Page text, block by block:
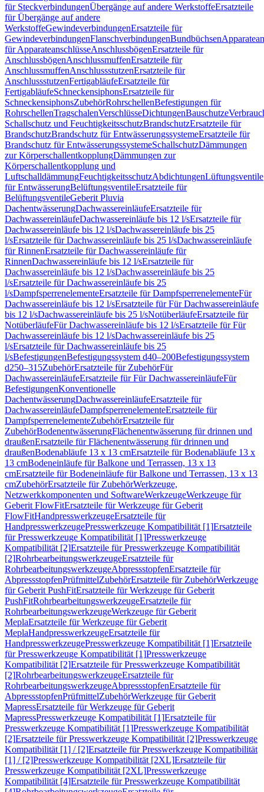
für SteckverbindungenÜbergänge auf andere WerkstoffeErsatzteile
für Übergänge auf andere
WerkstoffeGewindeverbindungenErsatzteile für
GewindeverbindungenFlanschverbindungenBundbüchsen
für ApparateanschlüsseAnschlussbögenErsatzteile für
AnschlussbögenAnschlussmuffenErsatzteile für
AnschlussmuffenAnschlussstutzenErsatzteile für
AnschlussstutzenFertigabläufeErsatzteile für
FertigabläufeSchneckensiphonsErsatzteile für
SchneckensiphonsZubehörRohrschellenBefestigungen für
RohrschellenTragschalenVerschlüsseDichtungenBauschutze
Schallschutz und FeuchtigkeitsschutzBrandschutzErsatzteile für
BrandschutzBrandschutz für EntwässerungssystemeErsatzteile für
Brandschutz für EntwässerungssystemeSchallschutzDämmungen
zur KörperschallentkopplungDämmungen zur
Körperschallentkopplung und
LuftschalldämmungFeuchtigkeitsschutzAbdichtungenLüftungsventile
für EntwässerungBelüftungsventileErsatzteile für
BelüftungsventileGeberit Pluvia
DachentwässerungDachwassereinläufeErsatzteile für
DachwassereinläufeDachwassereinläufe bis 12 l/sErsatzteile für
Dachwassereinläufe bis 12 l/sDachwassereinläufe bis 25
l/sErsatzteile für Dachwassereinläufe bis 25 l/sDachwassereinläufe
für RinnenErsatzteile für Dachwassereinläufe für
RinnenDachwassereinläufe bis 12 l/sErsatzteile für
Dachwassereinläufe bis 12 l/sDachwassereinläufe bis 25
l/sErsatzteile für Dachwassereinläufe bis 25
l/sDampfsperrenelementeErsatzteile für DampfsperrenelementeFür
Dachwassereinläufe bis 12 l/sErsatzteile für Für Dachwassereinläufe
bis 12 l/sDachwassereinläufe bis 25 l/sNotüberläufeErsatzteile für
NotüberläufeFür Dachwassereinläufe bis 12 l/sErsatzteile für Für
Dachwassereinläufe bis 12 l/sDachwassereinläufe bis 25
l/sErsatzteile für Dachwassereinläufe bis 25
l/sBefestigungenBefestigungssystem d40–200Befestigungssystem
d250–315ZubehörErsatzteile für ZubehörFür
DachwassereinläufeErsatzteile für Für DachwassereinläufeFür
BefestigungenKonventionelle
DachentwässerungDachwassereinläufeErsatzteile für
DachwassereinläufeDampfsperrenelementeErsatzteile für
DampfsperrenelementeZubehörErsatzteile für
ZubehörBodenentwässerungFlächenentwässerung für drinnen und
draußenErsatzteile für Flächenentwässerung für drinnen und
draußenBodenabläufe 13 x 13 cmErsatzteile für Bodenabläufe 13 x
13 cmBodeneinläufe für Balkone und Terrassen, 13 x 13
cmErsatzteile für Bodeneinläufe für Balkone und Terrassen, 13 x 13
cmZubehörErsatzteile für ZubehörWerkzeuge,
Netzwerkkomponenten und SoftwareWerkzeugeWerkzeuge für
Geberit FlowFitErsatzteile für Werkzeuge für Geberit
FlowFitHandpresswerkzeugeErsatzteile für
HandpresswerkzeugePresswerkzeuge Kompatibilität [1]Ersatzteile
für Presswerkzeuge Kompatibilität [1]Presswerkzeuge
Kompatibilität [2]Ersatzteile für Presswerkzeuge Kompatibilität
[2]RohrbearbeitungswerkzeugeErsatzteile für
RohrbearbeitungswerkzeugeAbpressstopfenErsatzteile für
AbpressstopfenPrüfmittelZubehörErsatzteile für ZubehörWerkzeuge
für Geberit PushFitErsatzteile für Werkzeuge für Geberit
PushFitRohrbearbeitungswerkzeugeErsatzteile für
RohrbearbeitungswerkzeugeWerkzeuge für Geberit
MeplaErsatzteile für Werkzeuge für Geberit
MeplaHandpresswerkzeugeErsatzteile für
HandpresswerkzeugePresswerkzeuge Kompatibilität [1]Ersatzteile
für Presswerkzeuge Kompatibilität [1]Presswerkzeuge
Kompatibilität [2]Ersatzteile für Presswerkzeuge Kompatibilität
[2]RohrbearbeitungswerkzeugeErsatzteile für
RohrbearbeitungswerkzeugeAbpressstopfenErsatzteile für
AbpressstopfenPrüfmittelZubehörWerkzeuge für Geberit
MapressErsatzteile für Werkzeuge für Geberit
MapressPresswerkzeuge Kompatibilität [1]Ersatzteile für
Presswerkzeuge Kompatibilität [1]Presswerkzeuge Kompatibilität
[2]Ersatzteile für Presswerkzeuge Kompatibilität [2]Presswerkzeuge
Kompatibilität [1] / [2]Ersatzteile für Presswerkzeuge Kompatibilität
[1] / [2]Presswerkzeuge Kompatibilität [2XL]Ersatzteile für
Presswerkzeuge Kompatibilität [2XL]Presswerkzeuge
Kompatibilität [4]Ersatzteile für Presswerkzeuge Kompatibilität